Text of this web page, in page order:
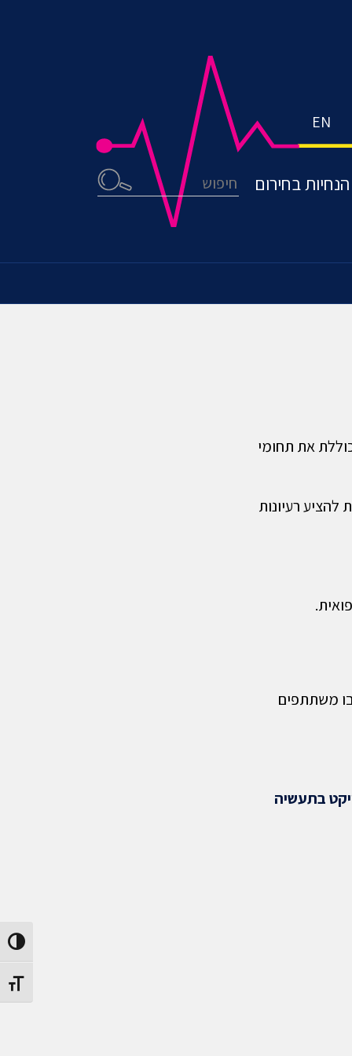
החלף
החלף
EN
הנחיות בחירום חיפוש
את תחומי
רעיונות
משתתפים
בתעשיה